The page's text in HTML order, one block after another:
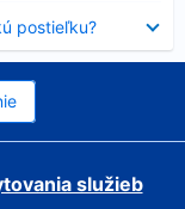
postieľku?
služieb